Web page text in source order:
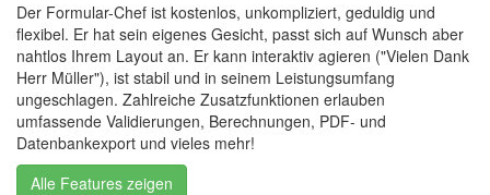
Der Formular-Chef ist kostenlos, unkompliziert, geduldig und
flexibel. Er hat sein eigenes Gesicht, passt sich auf Wunsch aber
nahtlos Ihrem Layout an. Er kann interaktiv agieren ("Vielen Dank
Herr Müller"), ist stabil und in seinem Leistungsumfang
ungeschlagen. Zahlreiche Zusatzfunktionen erlauben
umfassende Validierungen, Berechnungen, PDF- und
Datenbankexport und vieles mehr!
Alle Features zeigen